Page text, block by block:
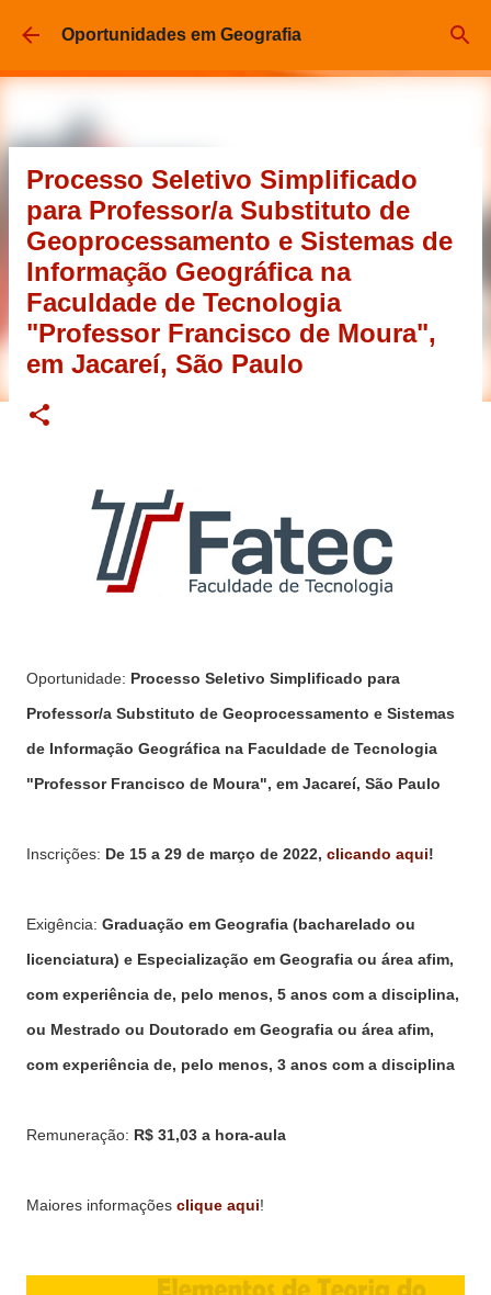
Pular para o conteúdo principal
Oportunidades em Geografia
Processo Seletivo Simplificado
para Professor/a Substituto de
Geoprocessamento e Sistemas de
Informação Geográfica na
Faculdade de Tecnologia
"Professor Francisco de Moura",
em Jacareí, São Paulo
Oportunidade: Processo Seletivo Simplificado para
Professor/a Substituto de Geoprocessamento e Sistemas
de Informação Geográfica na Faculdade de Tecnologia
"Professor Francisco de Moura", em Jacareí, São Paulo
Inscrições: De 15 a 29 de março de 2022, clicando aqui!
Exigência: Graduação em Geografia (bacharelado ou
licenciatura) e Especialização em Geografia ou área afim,
com experiência de, pelo menos, 5 anos com a disciplina,
ou Mestrado ou Doutorado em Geografia ou área afim,
com experiência de, pelo menos, 3 anos com a disciplina
Remuneração: R$ 31,03 a hora-aula
Maiores informações clique aqui!